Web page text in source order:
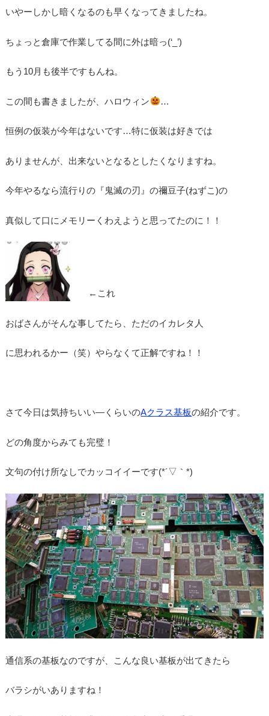
いやーしかし暗くなるのも早くなってきましたね。
ちょっと倉庫で作業してる間に外は暗っ(‘_’)
もう10月も後半ですもんね。
この間も書きましたが、ハロウィン …
恒例の仮装が今年はないです…特に仮装は好きでは
ありませんが、出来ないとなるとしたくなりますね。
今年やるなら流行りの『鬼滅の刃』の禰豆子(ねずこ)の
真似して口にメモリーくわえようと思ってたのに！！
←これ
おばさんがそんな事してたら、ただのイカレタ人
に思われるかー（笑）やらなくて正解ですね！！
さて今日は気持ちいい―くらいのAクラス基板の紹介です。
どの角度からみても完璧！
文句の付け所なしでカッコイイーです(*´▽｀*)
通信系の基板なのですが、こんな良い基板が出てきたら
バラシがいありますね！